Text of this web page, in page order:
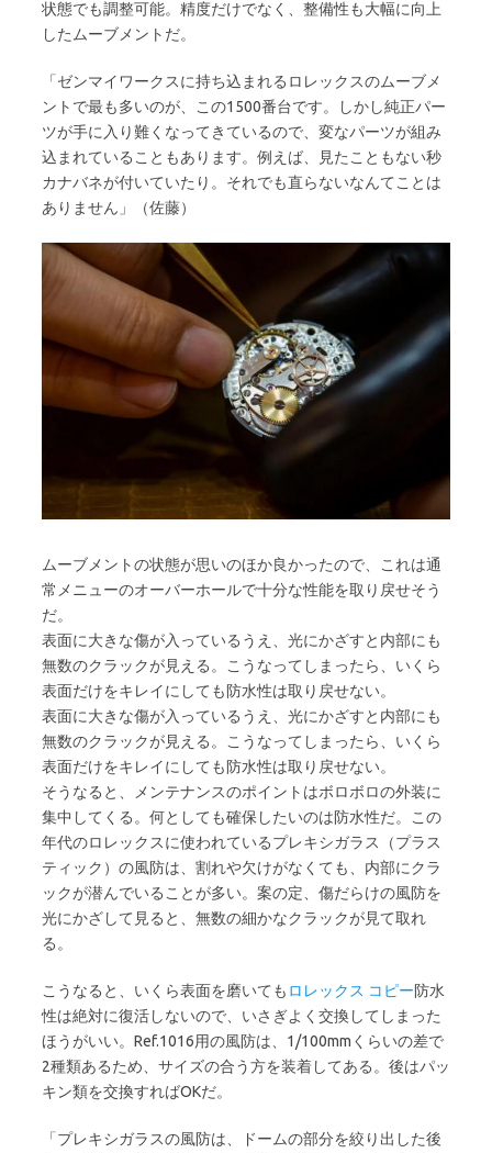
状態でも調整可能。精度だけでなく、整備性も大幅に向上
したムーブメントだ。
「ゼンマイワークスに持ち込まれるロレックスのムーブメ
ントで最も多いのが、この1500番台です。しかし純正パー
ツが手に入り難くなってきているので、変なパーツが組み
込まれていることもあります。例えば、見たこともない秒
カナバネが付いていたり。それでも直らないなんてことは
ありません」（佐藤）
ムーブメントの状態が思いのほか良かったので、これは通
常メニューのオーバーホールで十分な性能を取り戻せそう
だ。
表面に大きな傷が入っているうえ、光にかざすと内部にも
無数のクラックが見える。こうなってしまったら、いくら
表面だけをキレイにしても防水性は取り戻せない。
表面に大きな傷が入っているうえ、光にかざすと内部にも
無数のクラックが見える。こうなってしまったら、いくら
表面だけをキレイにしても防水性は取り戻せない。
そうなると、メンテナンスのポイントはボロボロの外装に
集中してくる。何としても確保したいのは防水性だ。この
年代のロレックスに使われているプレキシガラス（プラス
ティック）の風防は、割れや欠けがなくても、内部にクラ
ックが潜んでいることが多い。案の定、傷だらけの風防を
光にかざして見ると、無数の細かなクラックが見て取れ
る。
こうなると、いくら表面を磨いても ロレックス コピー防水
性は絶対に復活しないので、いさぎよく交換してしまった
ほうがいい。Ref.1016用の風防は、1/100mmくらいの差で
2種類あるため、サイズの合う方を装着してある。後はパッ
キン類を交換すればOKだ。
「プレキシガラスの風防は、ドームの部分を絞り出した後